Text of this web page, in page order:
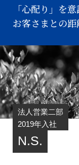
「心配り」を
お客さまとの
法人営業二部
2019年入社
N.S.